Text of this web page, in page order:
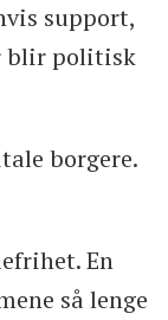
support,
blir politisk
borgere.
En
så lenge